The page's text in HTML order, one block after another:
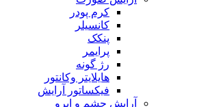
کرم پودر
کانسیلر
پنکک
پرایمر
رژ گونه
هایلایتر وکانتور
فیکساتور آرایش
آرایش چشم و ابرو